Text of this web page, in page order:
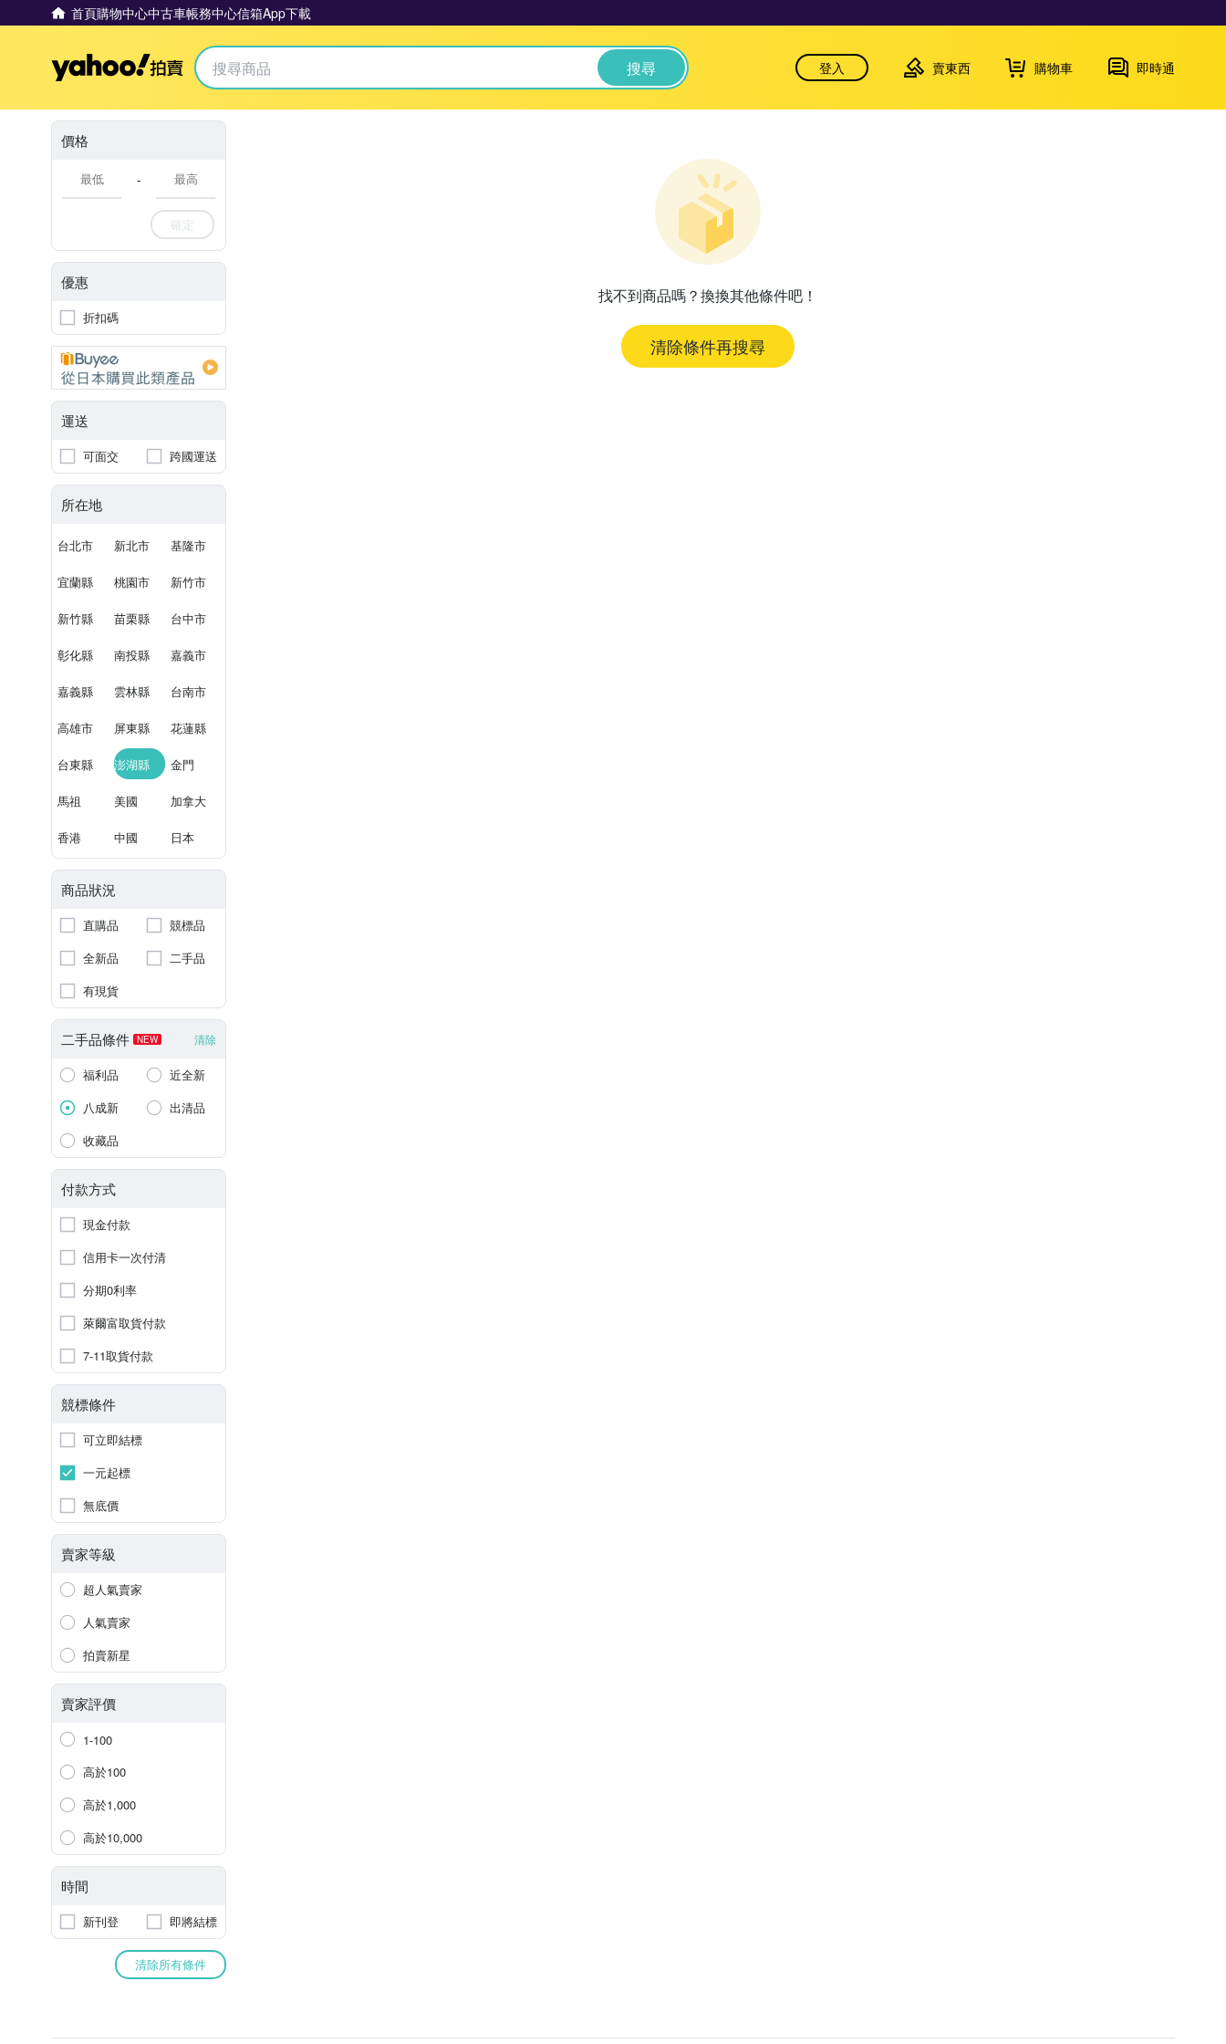
首頁購物中心中古車帳務中心信箱App下載
Yahoo拍賣 搜尋 登入 賣東西 購物車 即時通
價格
-
確定
優惠
折扣碼
運送
可面交 跨國運送
所在地
台北市 新北市 基隆市
宜蘭縣 桃園市 新竹市
新竹縣 苗栗縣 台中市
彰化縣 南投縣 嘉義市
嘉義縣 雲林縣 台南市
高雄市 屏東縣 花蓮縣
台東縣 澎湖縣 金門
馬祖 美國 加拿大
香港 中國 日本
商品狀況
直購品
競標品
全新品
二手品
有現貨
二手品條件 NEW 清除
福利品
近全新
八成新
出清品
收藏品
付款方式
現金付款
信用卡一次付清
分期0利率
萊爾富取貨付款
7-11取貨付款
競標條件
可立即結標
一元起標
無底價
賣家等級
超人氣賣家
人氣賣家
拍賣新星
賣家評價
1-100
高於100
高於1,000
高於10,000
時間
新刊登 即將結標
清除所有條件
找不到商品嗎？換換其他條件吧！
清除條件再搜尋